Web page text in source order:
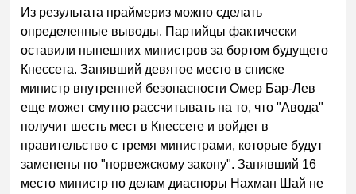
Из результата праймериз можно сделать
определенные выводы. Партийцы фактически
оставили нынешних министров за бортом будущего
Кнессета. Занявший девятое место в списке
министр внутренней безопасности Омер Бар-Лев
еще может смутно рассчитывать на то, что "Авода"
получит шесть мест в Кнессете и войдет в
правительство с тремя министрами, которые будут
заменены по "норвежскому закону". Занявший 16
место министр по делам диаспоры Нахман Шай не